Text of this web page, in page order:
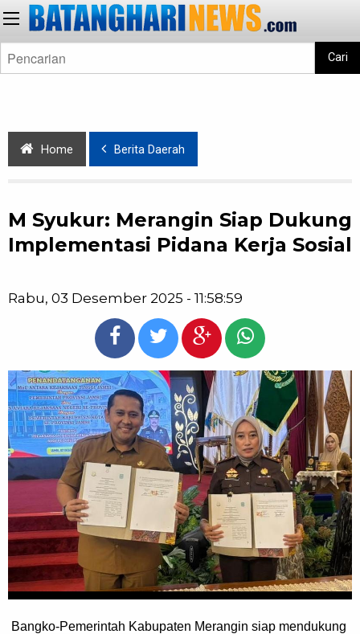
Cari
Home Berita Daerah
M Syukur: Merangin Siap Dukung
Implementasi Pidana Kerja Sosial
Rabu, 03 Desember 2025 - 11:58:59
Bangko-Pemerintah Kabupaten Merangin siap mendukung